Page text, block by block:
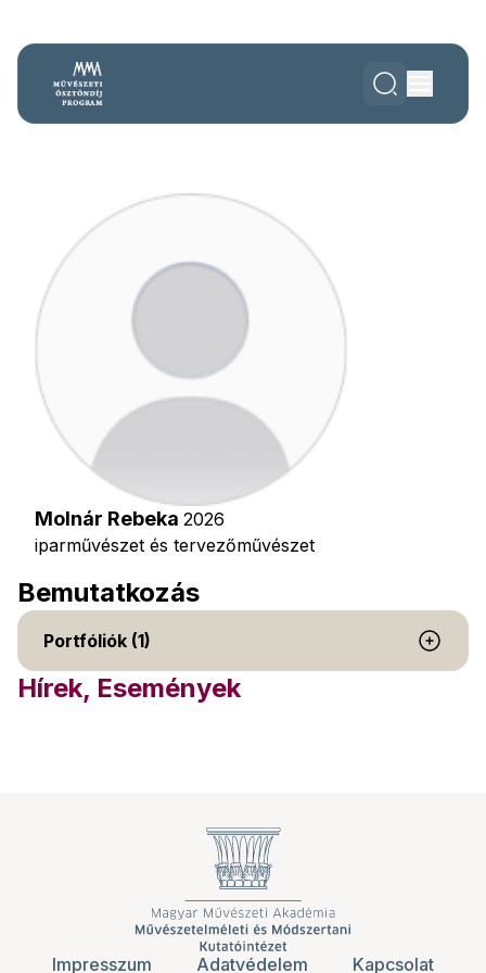
Molnár Rebeka 2026
iparművészet és tervezőművészet
Bemutatkozás
Portfóliók (1)
Hírek, Események
Impresszum Adatvédelem Kapcsolat